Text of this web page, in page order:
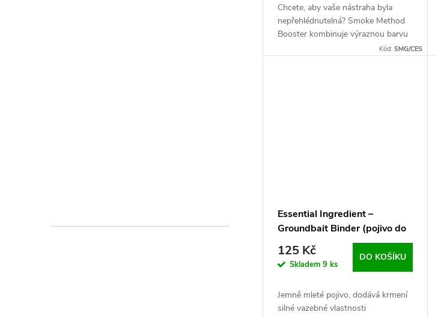
Chcete, aby vaše nástraha byla
nepřehlédnutelná? Smoke Method
Booster kombinuje výraznou barvu
s intenzivním aroma, které ryby
Kód:SMG/CES
Essential Ingredient –
Groundbait Binder (pojivo do
krmení) 700 g
125 Kč
Skladem 9 ks
DO KOŠÍKU
Jemně mleté ​​pojivo, dodává krmení
silné vazebné vlastnosti